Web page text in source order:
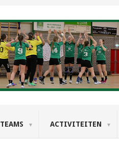
TEAMS ACTIVITEITEN